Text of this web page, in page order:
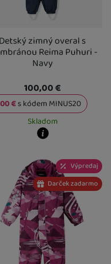
mieste11. 8.
17. 8.
Detský zimný overal s
Reima Puhuri -
Navy
100,00€
€s kódemMINUS20
Skladom
Osobný odber vo
doma12. 8.
ks:Osobný odber vo
doma18. 8.
Výpredaj
Darček zadarmo